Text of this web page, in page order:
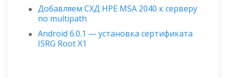
Добавляем СХД HPE MSA 2040 к серверу
по multipath
Android 6.0.1 — установка сертификата
ISRG Root X1